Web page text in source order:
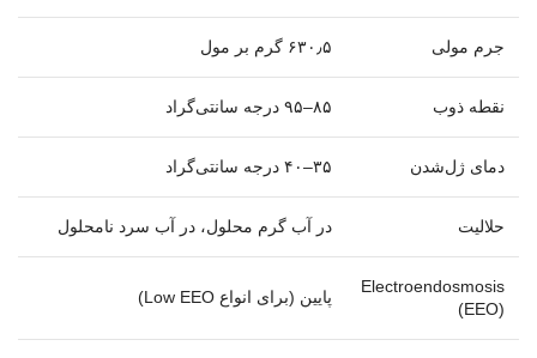
جرم مولی ۶۳۰٫۵ گرم بر مول
نقطه ذوب ۸۵–۹۵ درجه سانتی‌گراد
دمای ژل‌شدن ۳۵–۴۰ درجه سانتی‌گراد
حلالیت در آب گرم محلول، در آب سرد نامحلول
Electroendosmosis
(EEO)
پایین (برای انواع Low EEO)